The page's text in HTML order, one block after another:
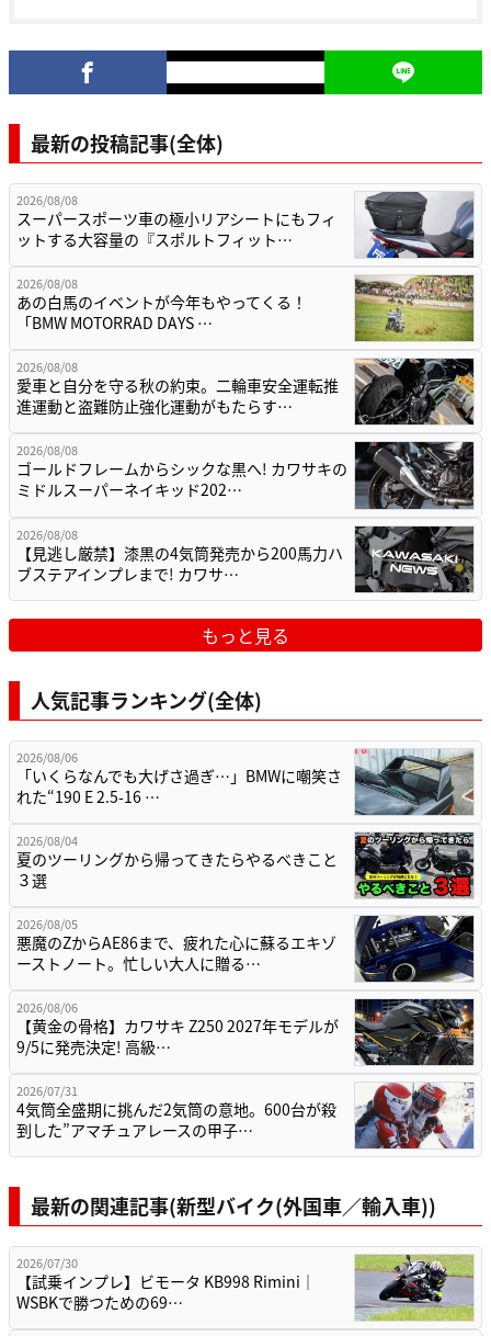
最新の投稿記事(全体)
2026/08/08
スーパースポーツ車の極小リアシートにもフィ
ットする大容量の『スポルトフィット…
2026/08/08
あの白馬のイベントが今年もやってくる！
「BMW MOTORRAD DAYS …
2026/08/08
愛車と自分を守る秋の約束。二輪車安全運転推
進運動と盗難防止強化運動がもたらす…
2026/08/08
ゴールドフレームからシックな黒へ! カワサキの
ミドルスーパーネイキッド202…
2026/08/08
【見逃し厳禁】漆黒の4気筒発売から200馬力ハ
ブステアインプレまで! カワサ…
もっと見る
人気記事ランキング(全体)
2026/08/06
「いくらなんでも大げさ過ぎ…」BMWに嘲笑さ
れた“190 E 2.5-16 …
2026/08/04
夏のツーリングから帰ってきたらやるべきこと
３選
2026/08/05
悪魔のZからAE86まで、疲れた心に蘇るエキゾ
ーストノート。忙しい大人に贈る…
2026/08/06
【黄金の骨格】カワサキ Z250 2027年モデルが
9/5に発売決定! 高級…
2026/07/31
4気筒全盛期に挑んだ2気筒の意地。600台が殺
到した”アマチュアレースの甲子…
最新の関連記事(新型バイク(外国車／輸入車))
2026/07/30
【試乗インプレ】ビモータ KB998 Rimini｜
WSBKで勝つための69…